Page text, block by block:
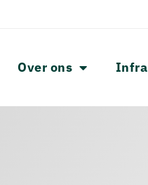
Over ons Infra